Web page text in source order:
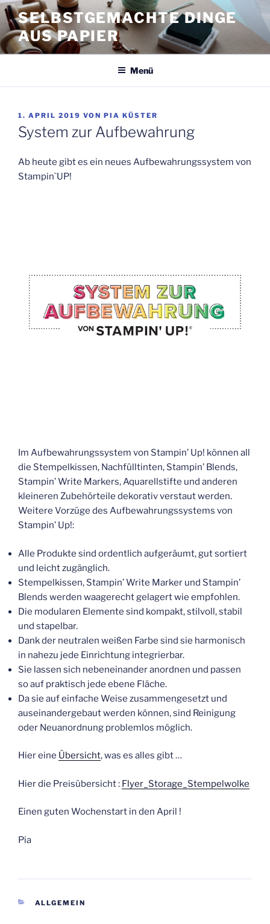
Zum
Inhalt
springen
SELBSTGEMACHTE DINGE
AUS PAPIER
Menü
VERÖFFENTLICHT
AM
1. APRIL 2019 VON PIA KÜSTER
System zur Aufbewahrung
Ab heute gibt es ein neues Aufbewahrungssystem von
Stampin`UP!
Im Aufbewahrungssystem von Stampin’ Up! können all
die Stempelkissen, Nachfülltinten, Stampin’ Blends,
Stampin’ Write Markers, Aquarellstifte und anderen
kleineren Zubehörteile dekorativ verstaut werden.
Weitere Vorzüge des Aufbewahrungssystems von
Stampin’ Up!:
Alle Produkte sind ordentlich aufgeräumt, gut sortiert
und leicht zugänglich.
Stempelkissen, Stampin’ Write Marker und Stampin’
Blends werden waagerecht gelagert wie empfohlen.
Die modularen Elemente sind kompakt, stilvoll, stabil
und stapelbar.
Dank der neutralen weißen Farbe sind sie harmonisch
in nahezu jede Einrichtung integrierbar.
Sie lassen sich nebeneinander anordnen und passen
so auf praktisch jede ebene Fläche.
Da sie auf einfache Weise zusammengesetzt und
auseinandergebaut werden können, sind Reinigung
oder Neuanordnung problemlos möglich.
Hier eine Übersicht, was es alles gibt …
Hier die Preisübersicht : Flyer_Storage_Stempelwolke
Einen guten Wochenstart in den April !
Pia
KATEGORIEN
ALLGEMEIN